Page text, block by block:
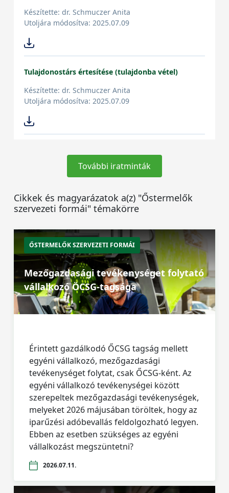
Készítette: dr. Schmuczer Anita
Utoljára módosítva: 2025.07.09
Tulajdonostárs értesítése (tulajdonba vétel)
Készítette: dr. Schmuczer Anita
Utoljára módosítva: 2025.07.09
További iratminták
Cikkek és magyarázatok a(z) "Őstermelők
szervezeti formái" témakörre
ŐSTERMELŐK SZERVEZETI FORMÁI
Mezőgazdasági tevékenységet folytató
vállalkozó ÖCSG-tagsága
Érintett gazdálkodó ŐCSG tagság mellett
egyéni vállalkozó, mezőgazdasági
tevékenységet folytat, csak ŐCSG-ként. Az
egyéni vállalkozó tevékenységei között
szerepeltek mezőgazdasági tevékenységek,
melyeket 2026 májusában töröltek, hogy az
iparűzési adóbevallás feldolgozható legyen.
Ebben az esetben szükséges az egyéni
vállalkozást megszüntetni?
2026.07.11.